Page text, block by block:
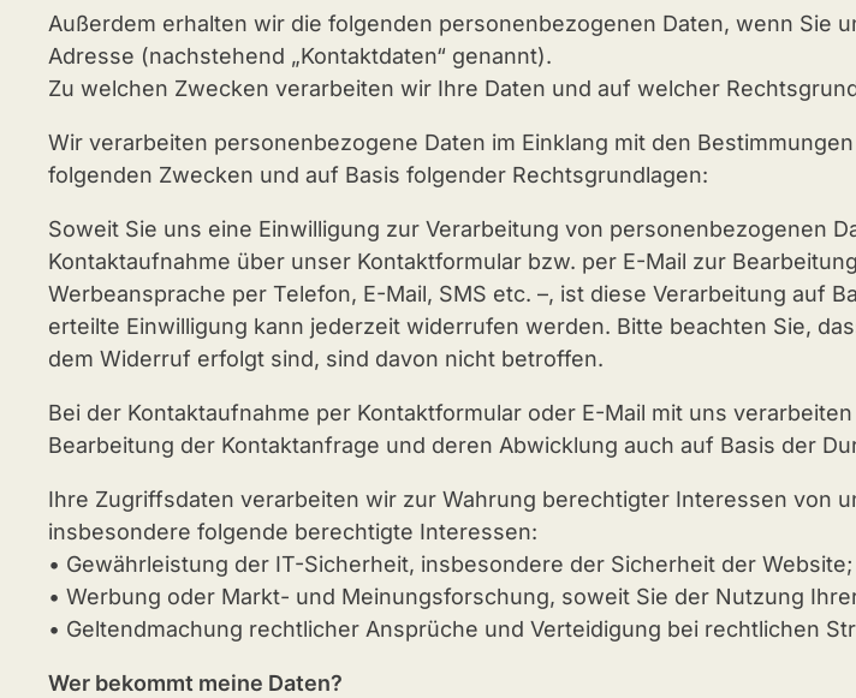
Außerdem erhalten wir die folgenden personenbezogenen Daten, wenn Sie
Adresse (nachstehend „Kontaktdaten“ genannt).
Zu welchen Zwecken verarbeiten wir Ihre Daten und auf welcher
Wir verarbeiten personenbezogene Daten im Einklang mit den
folgenden Zwecken und auf Basis folgender Rechtsgrundlagen:
Soweit Sie uns eine Einwilligung zur Verarbeitung von personenbezogenen
Kontaktaufnahme über unser Kontaktformular bzw. per E-Mail zur
Werbeansprache per Telefon, E-Mail, SMS etc. –, ist diese Verarbeitung auf
erteilte Einwilligung kann jederzeit widerrufen werden. Bitte beachten Sie,
dem Widerruf erfolgt sind, sind davon nicht betroffen.
Bei der Kontaktaufnahme per Kontaktformular oder E-Mail mit uns
Bearbeitung der Kontaktanfrage und deren Abwicklung auch auf Basis der
Ihre Zugriffsdaten verarbeiten wir zur Wahrung berechtigter Interessen von
insbesondere folgende berechtigte Interessen:
• Gewährleistung der IT-Sicherheit, insbesondere der Sicherheit der Website;
• Werbung oder Markt- und Meinungsforschung, soweit Sie der Nutzung
• Geltendmachung rechtlicher Ansprüche und Verteidigung bei rechtlichen
Wer bekommt meine Daten?